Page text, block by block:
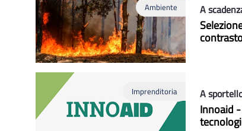
Ambiente A
Imprenditoria A
Innoaid